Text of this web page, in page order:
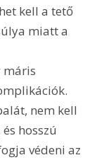
kell a tető
miatt a
máris
nem kell
hosszú
védeni az